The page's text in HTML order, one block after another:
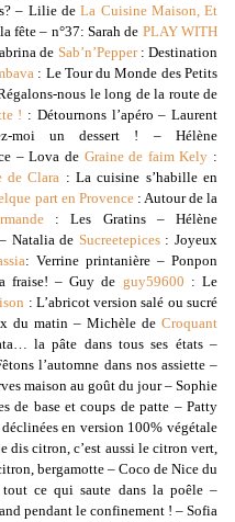
– Lilie de La Cuisine Maison, Et
fête – n°37: Sarah de PLAY WITH
de Sab’n’Pepper : Destination
: Le Tour du Monde des Petits
nous le long de la route de
! : Détournons l’apéro – Laurent
moi un dessert ! – Hélène
– Lova de Graine de faim Kely :
de Clara : La cuisine s’habille en
part en Provence : Autour de la
: Les Gratins – Hélène
Natalia de Sucreetepices : Joyeux
: Verrine printanière – Ponpon
fraise! – Guy de guy59600 : Le
: L’abricot version salé ou sucré
du matin – Michèle de Croquant
la pâte dans tous ses états –
l’automne dans nos assiette –
maison au goût du jour – Sophie
de base et coups de patte – Patty
en version 100% végétale
dis citron, c’est aussi le citron vert,
bergamotte – Coco de Nice du
tout ce qui saute dans la poêle –
pendant le confinement ! – Sofia